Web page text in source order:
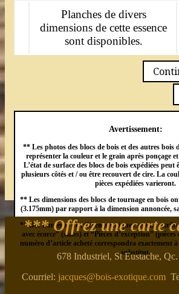
Planches de divers
dimensions de cette essence
sont disponibles.
Avertissement:
** Les photos des blocs de bois et des autres bois
représenter la couleur et le grain après ponçage
L’état de surface des blocs de bois expédiées
plusieurs côtés et / ou être recouvert de cire. La
pièces expédiées varieront.
** Les dimensions des blocs de tournage en bois
(3.175mm) par rapport à la dimension annoncée,
** Des numéros de référence uniques seront
avec écorce” (slabs) et “Pièces d’exception”
numéro d’article acheté correspondra exactement à
substitut.
*** Offrez une carte
678 Industriel, St Eustache,
Courriel: jacques@bois-exotique.com